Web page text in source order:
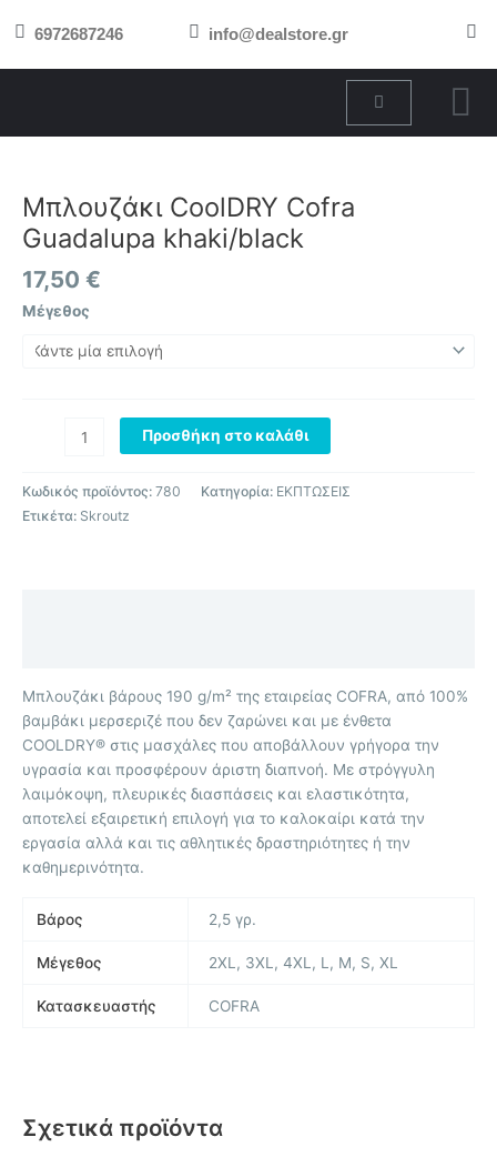
στο 6972687246 info@dealstore.gr
Cart
Μπλουζάκι CoolDRY Cofra
Guadalupa khaki/black
17,50 €
Μέγεθος
Cofra
Guadalupa
khaki/black
ποσότητα
Προσθήκη στο καλάθι
Κωδικός προϊόντος: 780 Κατηγορία: ΕΚΠΤΩΣΕΙΣ
Ετικέτα: Skroutz
Μπλουζάκι βάρους 190 g/m² της εταιρείας COFRA, από 100%
βαμβάκι μερσεριζέ που δεν ζαρώνει και με ένθετα
COOLDRY® στις μασχάλες που αποβάλλουν γρήγορα την
υγρασία και προσφέρουν άριστη διαπνοή. Με στρόγγυλη
λαιμόκοψη, πλευρικές διασπάσεις και ελαστικότητα,
αποτελεί εξαιρετική επιλογή για το καλοκαίρι κατά την
εργασία αλλά και τις αθλητικές δραστηριότητες ή την
καθημερινότητα.
Βάρος 2,5 γρ.
Μέγεθος 2XL, 3XL, 4XL, L, M, S, XL
Κατασκευαστής COFRA
Σχετικά προϊόντα